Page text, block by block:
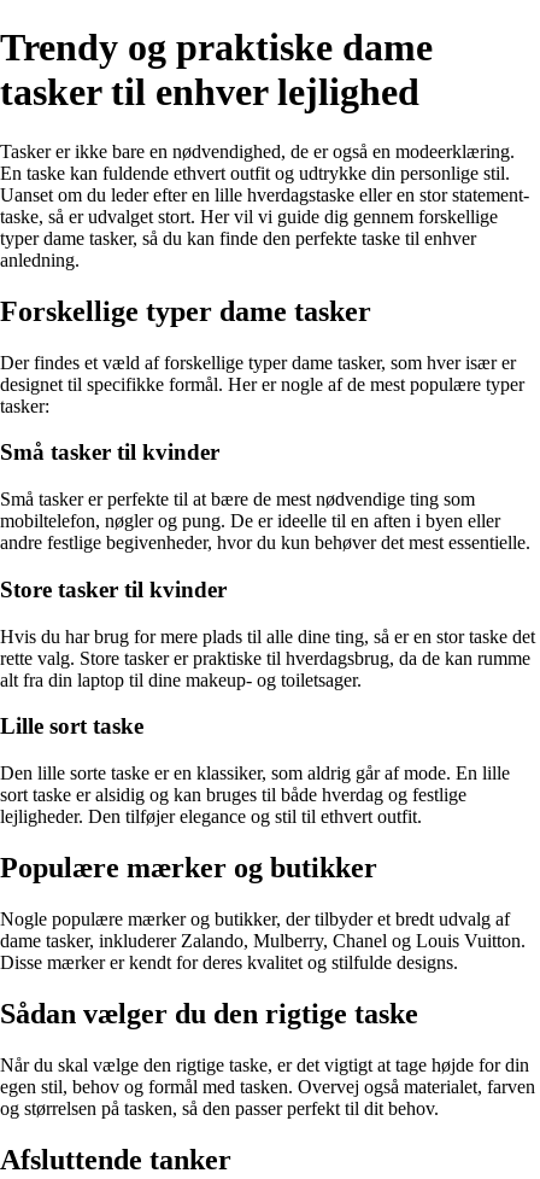
Trendy og praktiske dame
tasker til enhver lejlighed
Tasker er ikke bare en nødvendighed, de er også en modeerklæring.
En taske kan fuldende ethvert outfit og udtrykke din personlige stil.
Uanset om du leder efter en lille hverdagstaske eller en stor statement-
taske, så er udvalget stort. Her vil vi guide dig gennem forskellige
typer dame tasker, så du kan finde den perfekte taske til enhver
anledning.
Forskellige typer dame tasker
Der findes et væld af forskellige typer dame tasker, som hver især er
designet til specifikke formål. Her er nogle af de mest populære typer
tasker:
Små tasker til kvinder
Små tasker er perfekte til at bære de mest nødvendige ting som
mobiltelefon, nøgler og pung. De er ideelle til en aften i byen eller
andre festlige begivenheder, hvor du kun behøver det mest essentielle.
Store tasker til kvinder
Hvis du har brug for mere plads til alle dine ting, så er en stor taske det
rette valg. Store tasker er praktiske til hverdagsbrug, da de kan rumme
alt fra din laptop til dine makeup- og toiletsager.
Lille sort taske
Den lille sorte taske er en klassiker, som aldrig går af mode. En lille
sort taske er alsidig og kan bruges til både hverdag og festlige
lejligheder. Den tilføjer elegance og stil til ethvert outfit.
Populære mærker og butikker
Nogle populære mærker og butikker, der tilbyder et bredt udvalg af
dame tasker, inkluderer Zalando, Mulberry, Chanel og Louis Vuitton.
Disse mærker er kendt for deres kvalitet og stilfulde designs.
Sådan vælger du den rigtige taske
Når du skal vælge den rigtige taske, er det vigtigt at tage højde for din
egen stil, behov og formål med tasken. Overvej også materialet, farven
og størrelsen på tasken, så den passer perfekt til dit behov.
Afsluttende tanker